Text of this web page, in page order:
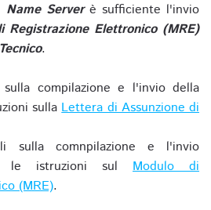
Name Serverè sufficiente l'invio
Registrazione Elettronico (MRE)
.
compilazione e l'invio della
sullaLettera di Assunzione di
sulla comnpilazione e l'invio
le istruzioni sul Modulo di
(MRE).